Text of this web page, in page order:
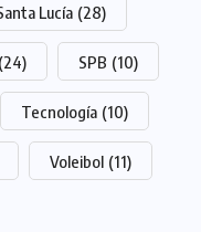
Lucía (28)
(24) SPB (10)
Tecnología (10)
Voleibol (11)